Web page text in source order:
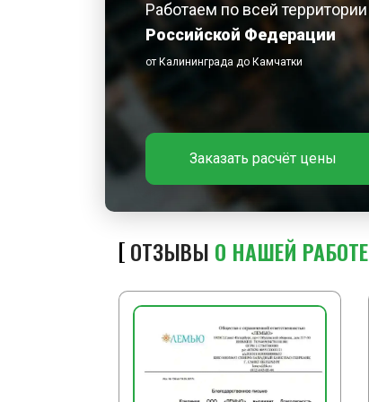
Работаем по всей территории
Российской Федерации
от Калининграда до Камчатки
Заказать расчёт цены
ОТЗЫВЫ О НАШЕЙ РАБОТЕ